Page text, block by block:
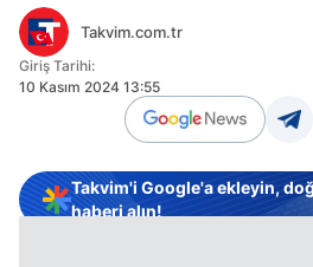
Takvim.com.tr
Giriş Tarihi:
10 Kasım 2024 13:55
Takvim'i Google'a ekleyin,
haberi alın!